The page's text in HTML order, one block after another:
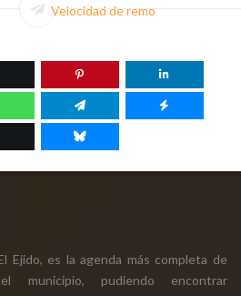
Velocidad de remo
Ejido, es la agenda más completa de
municipio, pudiendo encontrar